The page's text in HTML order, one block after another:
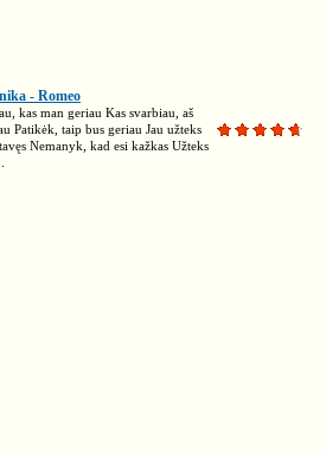
- Romeo
kas man geriau Kas svarbiau, aš
Patikėk, taip bus geriau Jau užteks
Nemanyk, kad esi kažkas Užteks